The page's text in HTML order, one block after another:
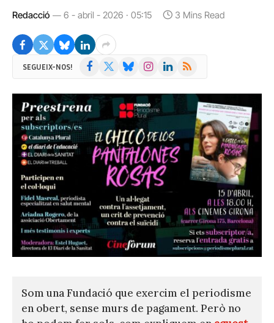
Redacció 6 - abril - 2026 · 05:15 3 Mins Read
SEGUEIX-NOS! Facebook BlueskyInstagramLinkedIn
RSS
Som una Fundació que exercim el periodisme
en obert, sense murs de pagament. Però no